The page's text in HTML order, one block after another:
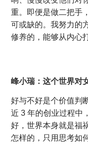
重。即便是做二把手
可或缺的。我努力的
修养的，能够从内心
峰小瑞：这个世界对
好与不好是个价值判
近 3 年的创业过程中
好，世界本身就是福
怎样的，只用思考如